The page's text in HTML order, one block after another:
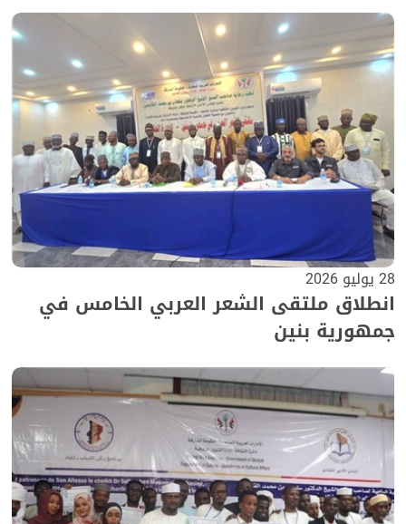
28 يوليو 2026
انطلاق ملتقى الشعر العربي الخامس في
جمهورية بنين